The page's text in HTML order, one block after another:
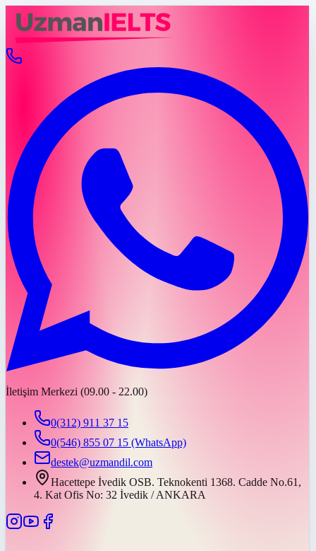
İletişim Merkezi (09.00 - 22.00)
0(312) 911 37 15
0(546) 855 07 15 (WhatsApp)
destek@uzmandil.com
Hacettepe İvedik OSB. Teknokenti 1368. Cadde No.61,
4. Kat Ofis No: 32 İvedik / ANKARA